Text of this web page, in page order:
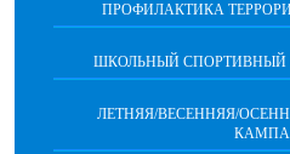
ПРОФИЛАКТИКА
ШКОЛЬНЫЙ СПОРТИВНЫЙ
ЛЕТНЯЯ/ВЕСЕННЯЯ/